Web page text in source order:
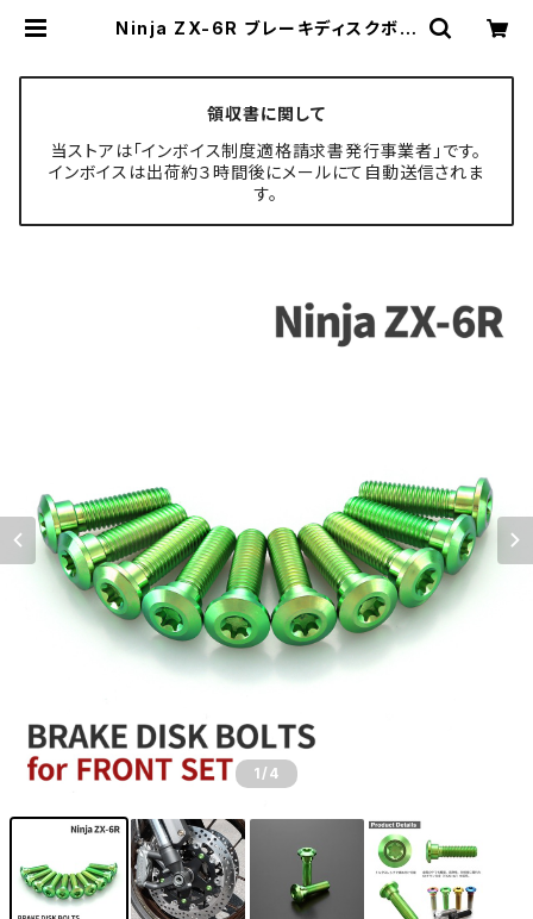
Ninja ZX-6R ブレーキディスクボル
ASTER ボルト専門店
領収書に関して
当ストアは「インボイス制度適格請求書発行事業者」です。
インボイスは出荷約３時間後にメールにて自動送信されま
す。
1 /4